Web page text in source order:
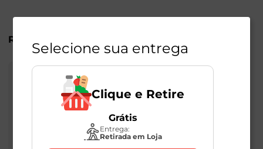
R$
Selecione sua entrega
Clique e Retire
Grátis
Entrega:
Retirada em Loja